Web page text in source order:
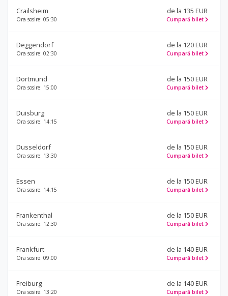
Crailsheim
Ora sosire: 05:30
de la 135 EUR
Cumpară bilet
Deggendorf
Ora sosire: 02:30
de la 120 EUR
Cumpară bilet
Dortmund
Ora sosire: 15:00
de la 150 EUR
Cumpară bilet
Duisburg
Ora sosire: 14:15
de la 150 EUR
Cumpară bilet
Dusseldorf
Ora sosire: 13:30
de la 150 EUR
Cumpară bilet
Essen
Ora sosire: 14:15
de la 150 EUR
Cumpară bilet
Frankenthal
Ora sosire: 12:30
de la 150 EUR
Cumpară bilet
Frankfurt
Ora sosire: 09:00
de la 140 EUR
Cumpară bilet
Freiburg
Ora sosire: 13:20
de la 140 EUR
Cumpară bilet